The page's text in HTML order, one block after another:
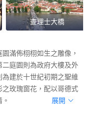
查理士大橋
滿佈栩栩如生之雕像，
庭園則為政府大樓及外
建於十世紀初期之聖維
玫瑰窗花，配以哥德式
展開